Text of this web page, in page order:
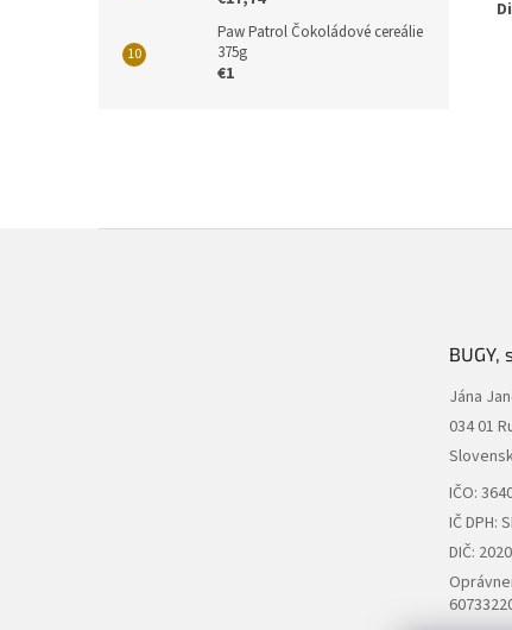
Paw Patrol Čokoládové cereálie
375g
€1
BUGY,
Jána
034 01
IČO:
IČ DPH:
DIČ: